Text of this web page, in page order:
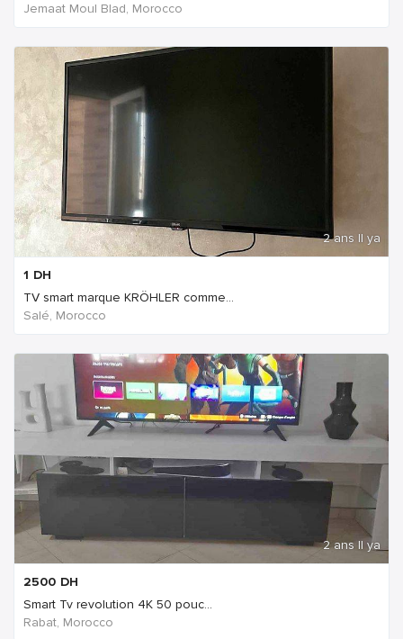
Jemaat Moul Blad, Morocco
2 ans Il ya
1 DH
TV smart marque KRÖHLER comme...
Salé, Morocco
2 ans Il ya
2500 DH
Smart Tv revolution 4K 50 pouc...
Rabat, Morocco